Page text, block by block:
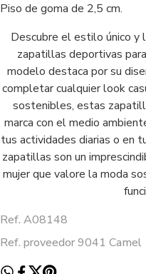
Piso de goma de 2,5 cm.
Descubre el estilo único y
zapatillas deportivas
modelo destaca por su
completar cualquier look
sostenibles, estas
marca con el medio
tus actividades diarias o en
zapatillas son un
mujer que valore la moda
Ref. A08148
Ref. proveedor 9041 Camel